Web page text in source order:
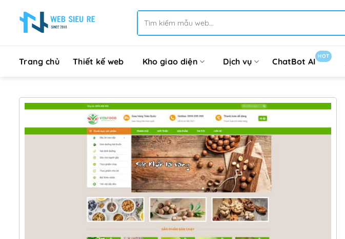
kiếm:
Trang chủ Thiết kế web Kho giao diện Dịch vụ ChatBot AI
HOT